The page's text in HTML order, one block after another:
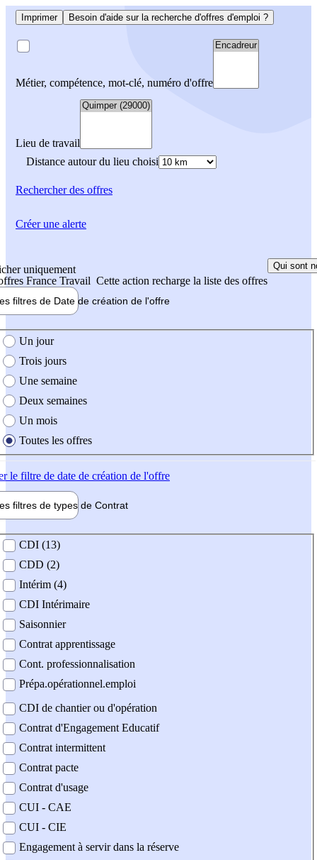
Imprimer Besoin d'aide sur la recherche d'offres d'emploi ?
Métier, compétence, mot-clé, numéro d'offre
Lieu de travail
Distance autour du lieu choisi
Rechercherdes offres
uniquement
France Travail Cette action recharge la liste des offres
Qui sont
filtres de Date de création de l'offre
création de l'offre
Un jour
Trois jours
Une semaine
Deux semaines
Un mois
Toutes les offres
le filtre de date de création de l'offre
filtres de types de Contrat
contrat
CDI (13)
CDD (2)
Intérim (4)
CDI Intérimaire
Saisonnier
Contrat apprentissage
Cont. professionnalisation
Prépa.opérationnel.emploi
CDI de chantier ou d'opération
Contrat d'Engagement Educatif
Contrat intermittent
Contrat pacte
Contrat d'usage
CUI - CAE
CUI - CIE
Engagement à servir dans la réserve
Créer une alerte